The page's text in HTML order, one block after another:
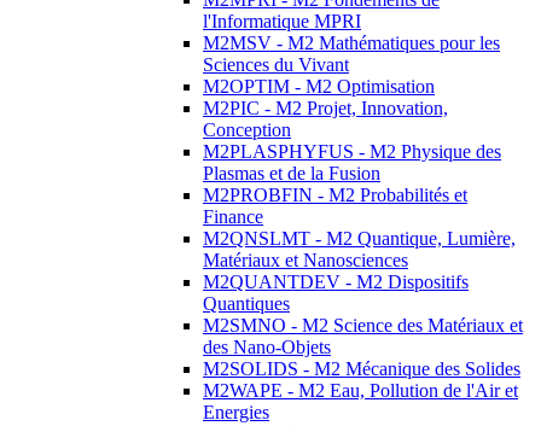
l'Informatique MPRI
M2MSV - M2 Mathématiques pour les
Sciences du Vivant
M2OPTIM - M2 Optimisation
M2PIC - M2 Projet, Innovation,
Conception
M2PLASPHYFUS - M2 Physique des
Plasmas et de la Fusion
M2PROBFIN - M2 Probabilités et
Finance
M2QNSLMT - M2 Quantique, Lumière,
Matériaux et Nanosciences
M2QUANTDEV - M2 Dispositifs
Quantiques
M2SMNO - M2 Science des Matériaux et
des Nano-Objets
M2SOLIDS - M2 Mécanique des Solides
M2WAPE - M2 Eau, Pollution de l'Air et
Energies